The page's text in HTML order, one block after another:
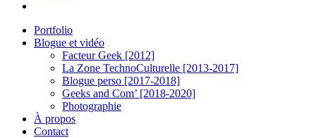
Portfolio
Blogue et vidéo
Facteur Geek [2012]
La Zone TechnoCulturelle [2013-2017]
Blogue perso [2017-2018]
Geeks and Com’ [2018-2020]
Photographie
À propos
Contact